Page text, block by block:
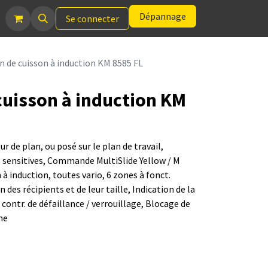
Se connecter Dépannage
de cuisson à induction KM 8585 FL
à induction KM
de plan, ou posé sur le plan de travail,
Commande MultiSlide Yellow / M
à induction, toutes vario, 6 zones à fonct.
des récipients et de leur taille, Indication de la
de défaillance / verrouillage, Blocage de